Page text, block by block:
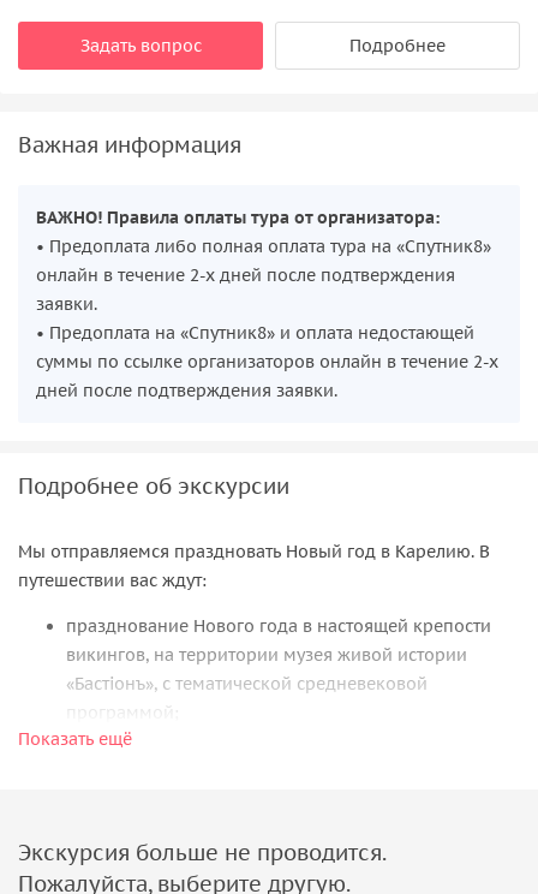
Задать вопрос Подробнее
Важная информация
ВАЖНО! Правила оплаты тура от организатора:
• Предоплата либо полная оплата тура на «Спутник8»
онлайн в течение 2-х дней после подтверждения
заявки.
• Предоплата на «Спутник8» и оплата недостающей
суммы по ссылке организаторов онлайн в течение 2-х
дней после подтверждения заявки.
Подробнее об экскурсии
Мы отправляемся праздновать Новый год в Карелию. В
путешествии вас ждут:
празднование Нового года в настоящей крепости
викингов, на территории музея живой истории
«Бастiонъ», с тематической средневековой
программой;
участие в скандинавской саге с традиционными
сказочные места зимней Карелии — Мраморный
каньон, нацпарк «Ладожские шхеры», «Долина
Показать ещё
Экскурсия больше не проводится.
Пожалуйста, выберите другую.